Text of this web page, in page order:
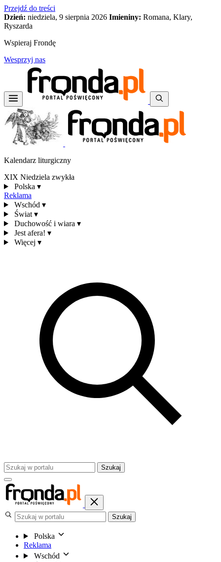
Przejdź do treści
Dzień: niedziela, 9 sierpnia 2026 Imieniny: Romana, Klary,
Ryszarda
Wspieraj Frondę
Wesprzyj nas
Kalendarz liturgiczny
XIX Niedziela zwykła
Polska ▾
Reklama
Wschód ▾
Świat ▾
Duchowość i wiara ▾
Jest afera! ▾
Więcej ▾
Szukaj
Szukaj
Polska
Reklama
Wschód